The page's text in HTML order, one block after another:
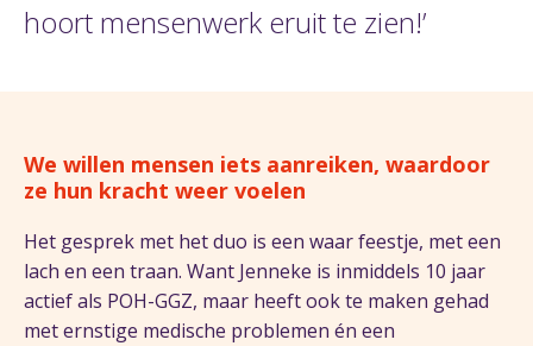
hoort mensenwerk eruit te zien!’
We willen mensen iets aanreiken, waardoor
ze hun kracht weer voelen
Het gesprek met het duo is een waar feestje, met een
lach en een traan. Want Jenneke is inmiddels 10 jaar
actief als POH-GGZ, maar heeft ook te maken gehad
met ernstige medische problemen én een